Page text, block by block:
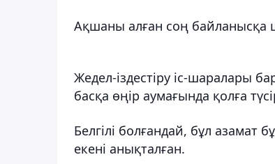
Ақшаны алған соң байланысқа
Жедел-іздестіру іс-шаралары
басқа өңір аумағында қолға
Белгілі болғандай, бұл азамат
екені анықталған.